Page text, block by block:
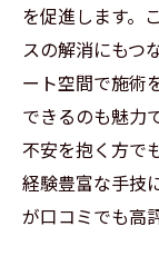
を促進します。
スの解消にもつ
ート空間で施術
できるのも魅力
不安を抱く方で
経験豊富な手技
が口コミでも高